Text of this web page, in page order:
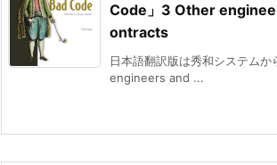
Code」3 Other
ontracts
日本語翻訳版は秀和システム
engineers and ...